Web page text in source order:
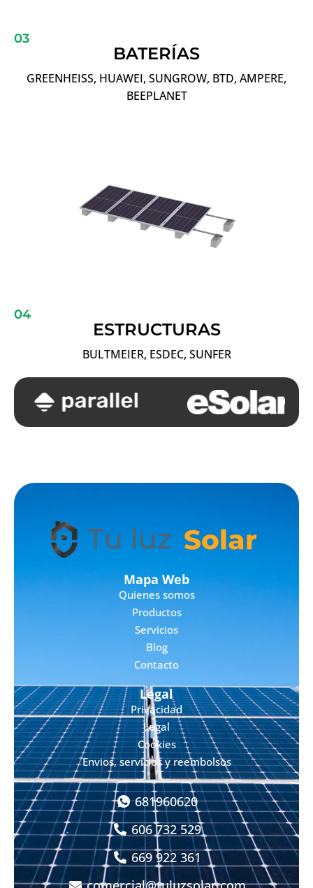
03
BATERÍAS
GREENHEISS, HUAWEI, SUNGROW, BTD, AMPERE,
BEEPLANET
04
ESTRUCTURAS
BULTMEIER, ESDEC, SUNFER
Mapa Web
Quienes somos
Productos
Servicios
Blog
Contacto
Legal
Privacidad
Legal
Cookies
Envios, servicios y reembolsos
681960620
606 732 529
669 922 361